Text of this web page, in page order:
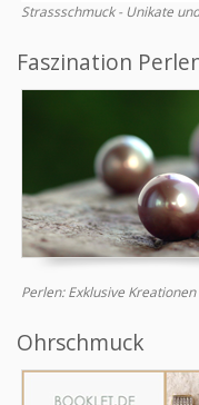
Strassschmuck - Unikate
Faszination
Perlen: Exklusive
Ohrschmuck